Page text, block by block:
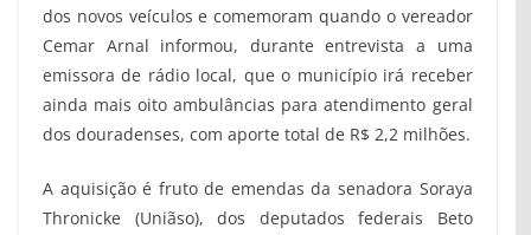
dos novos veículos e comemoram quando o vereador
Cemar Arnal informou, durante entrevista a uma
emissora de rádio local, que o município irá receber
ainda mais oito ambulâncias para atendimento geral
dos douradenses, com aporte total de R$ 2,2 milhões.
A aquisição é fruto de emendas da senadora Soraya
Thronicke (Uniãso), dos deputados federais Beto